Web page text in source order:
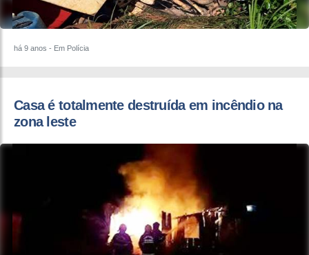
há 9 anos - Em Polícia
Casa é totalmente destruída em incêndio na
zona leste